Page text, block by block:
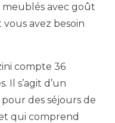
meublés avec goût
avez besoin
compte 36
Il s’agit d’un
des séjours de
qui comprend